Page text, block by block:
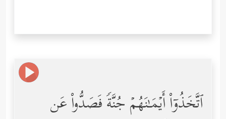
ٱتَّخَذُوۤاْ أَیۡمَـٰنَهُمۡ جُنَّةࣰ فَصَدُّواْ عَن